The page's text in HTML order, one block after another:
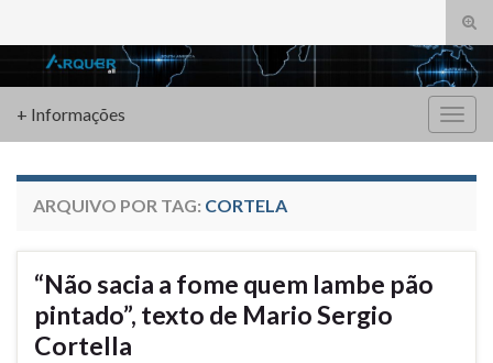
de
Search for:
+ Informações
ARQUIVO POR TAG: CORTELA
“Não sacia a fome quem lambe pão
pintado”, texto de Mario Sergio
Cortella